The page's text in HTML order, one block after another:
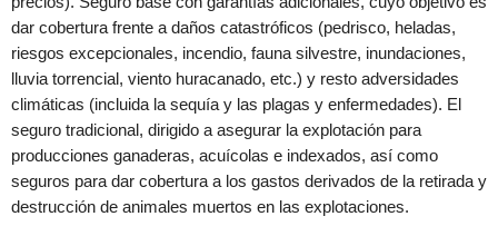
dar cobertura frente a daños catastróficos (pedrisco, heladas,
riesgos excepcionales, incendio, fauna silvestre, inundaciones,
lluvia torrencial, viento huracanado, etc.) y resto adversidades
climáticas (incluida la sequía y las plagas y enfermedades). El
seguro tradicional, dirigido a asegurar la explotación para
producciones ganaderas, acuícolas e indexados, así como
seguros para dar cobertura a los gastos derivados de la retirada y
destrucción de animales muertos en las explotaciones.